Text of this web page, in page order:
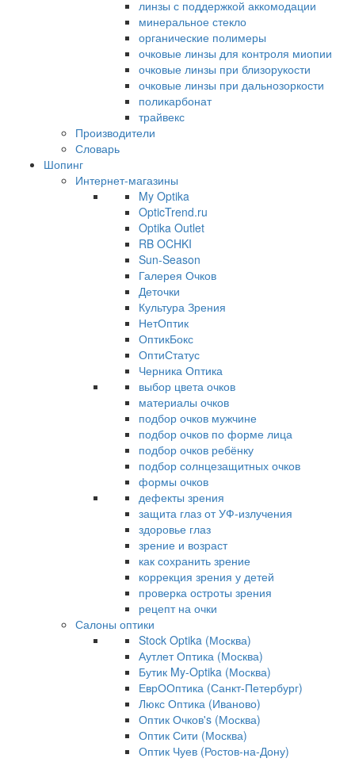
линзы с поддержкой аккомодации
минеральное стекло
органические полимеры
очковые линзы для контроля миопии
очковые линзы при близорукости
очковые линзы при дальнозоркости
поликарбонат
трайвекс
Производители
Словарь
Шопинг
Интернет-магазины
My Optika
OpticTrend.ru
Optika Outlet
RB OCHKI
Sun-Season
Галерея Очков
Деточки
Культура Зрения
НетОптик
ОптикБокс
ОптиСтатус
Черника Оптика
выбор цвета очков
материалы очков
подбор очков мужчине
подбор очков по форме лица
подбор очков ребёнку
подбор солнцезащитных очков
формы очков
дефекты зрения
защита глаз от УФ-излучения
здоровье глаз
зрение и возраст
как сохранить зрение
коррекция зрения у детей
проверка остроты зрения
рецепт на очки
Салоны оптики
Stock Optika (Москва)
Аутлет Оптика (Москва)
Бутик My-Optika (Москва)
ЕврООптика (Санкт-Петербург)
Люкс Оптика (Иваново)
Оптик Очков's (Москва)
Оптик Сити (Москва)
Оптик Чуев (Ростов-на-Дону)